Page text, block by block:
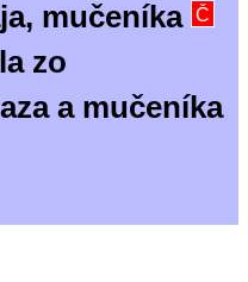
mučeníka Č
zo
a mučeníka